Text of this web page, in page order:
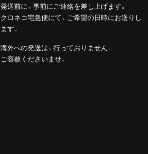
発送前に、事前にご連絡を差し上げます。
クロネコ宅急便にて、ご希望の日時にお送りし
ます。
海外への発送は、行っておりません。
ご容赦くださいませ。